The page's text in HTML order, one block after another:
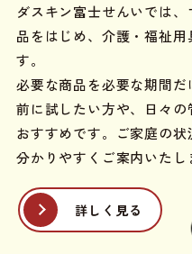
ダスキン富士せんいでは
品をはじめ、介護・福祉
す。
必要な商品を必要な期間
前に試したい方や、日々
おすすめです。ご家庭の
分かりやすくご案内いたし
詳しく見る